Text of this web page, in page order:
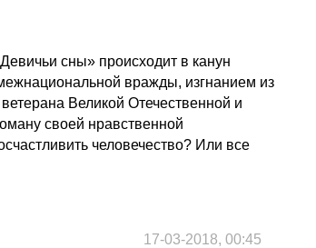
сны» происходит в канун
вражды, изгнанием из
Великой Отечественной и
своей нравственной
человечество? Или все
17-03-2018, 00:45